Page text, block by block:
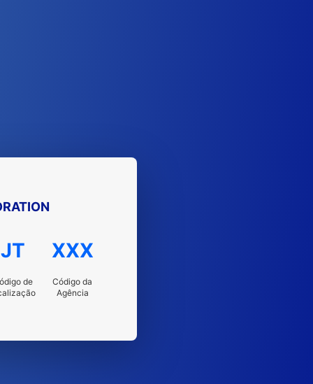
JT
de
XXX
Código da
Agência